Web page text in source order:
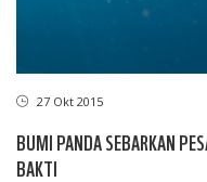
27 Okt 2015
BUMI PANDA SEBARKAN
BAKTI